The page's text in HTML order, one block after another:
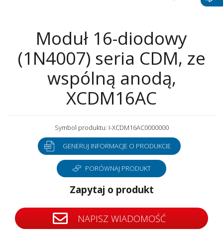
Moduł 16-diodowy
(1N4007) seria CDM, ze
wspólną anodą,
XCDM16AC
Symbol produktu: I-XCDM16AC0000000
GENERUJ INFORMACJE O PRODUKCIE
PORÓWNAJ PRODUKT
Zapytaj o produkt
NAPISZ WIADOMOŚĆ